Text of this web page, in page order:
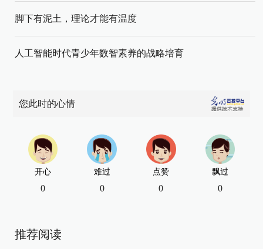
脚下有泥土，理论才能有温度
人工智能时代青少年数智素养的战略培育
您此时的心情
开心
0
难过
0
点赞
0
飘过
0
推荐阅读